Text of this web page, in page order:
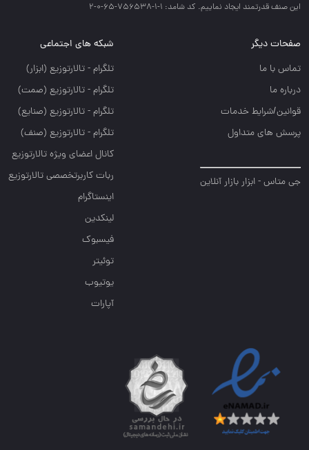
اين صنف قدرتمند ايجاد نماييم. کد شامد: 1-1-756538-65-0-2
صفحات دیگر
تماس با ما
درباره ما
قوانین/شرایط خدمات
پرسش های متداول
جی متاس - ابزار بازار آنلاین
شبکه های اجتماعی
تلگرام - تالارتوزيع (ابزار)
تلگرام - تالارتوزيع (صمت)
تلگرام - تالارتوزيع (صنايع)
تلگرام - تالارتوزیع (صنف)
کانال اعضای ویژه تالارتوزیع
ربات کاربرتخصصی تالارتوزیع
اینستاگرام
لینکدین
فیسبوک
توئیتر
یوتیوب
آپارات